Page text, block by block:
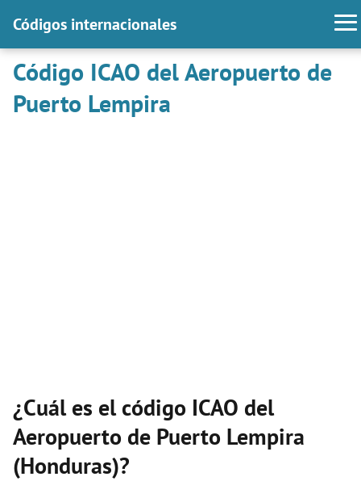
Códigos internacionales
Código ICAO del Aeropuerto de
Puerto Lempira
¿Cuál es el código ICAO del
Aeropuerto de Puerto Lempira
(Honduras)?